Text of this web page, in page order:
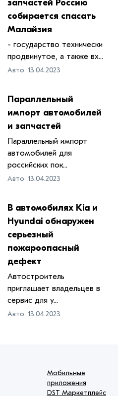
запчастей Россию
собирается спасать
Малайзия
- государство технически
продвинутое, а также вх...
Авто 13.04.2023
Параллельный
импорт автомобилей
и запчастей
Параллельный импорт
автомобилей для
российских пок...
Авто 13.04.2023
​В автомобилях Kia и
Hyundai обнаружен
серьезный
пожароопасный
дефект
Автостроитель
приглашает владельцев в
сервис для у...
Авто 13.04.2023
Мобильные
приложения
DST Маркетплейс